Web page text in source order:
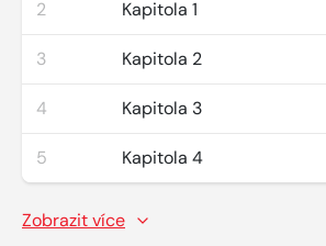
2 Kapitola 1
3 Kapitola 2
4 Kapitola 3
5 Kapitola 4
Zobrazit více